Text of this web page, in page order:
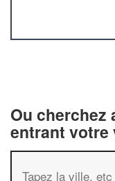
Ou cherchez
entrant